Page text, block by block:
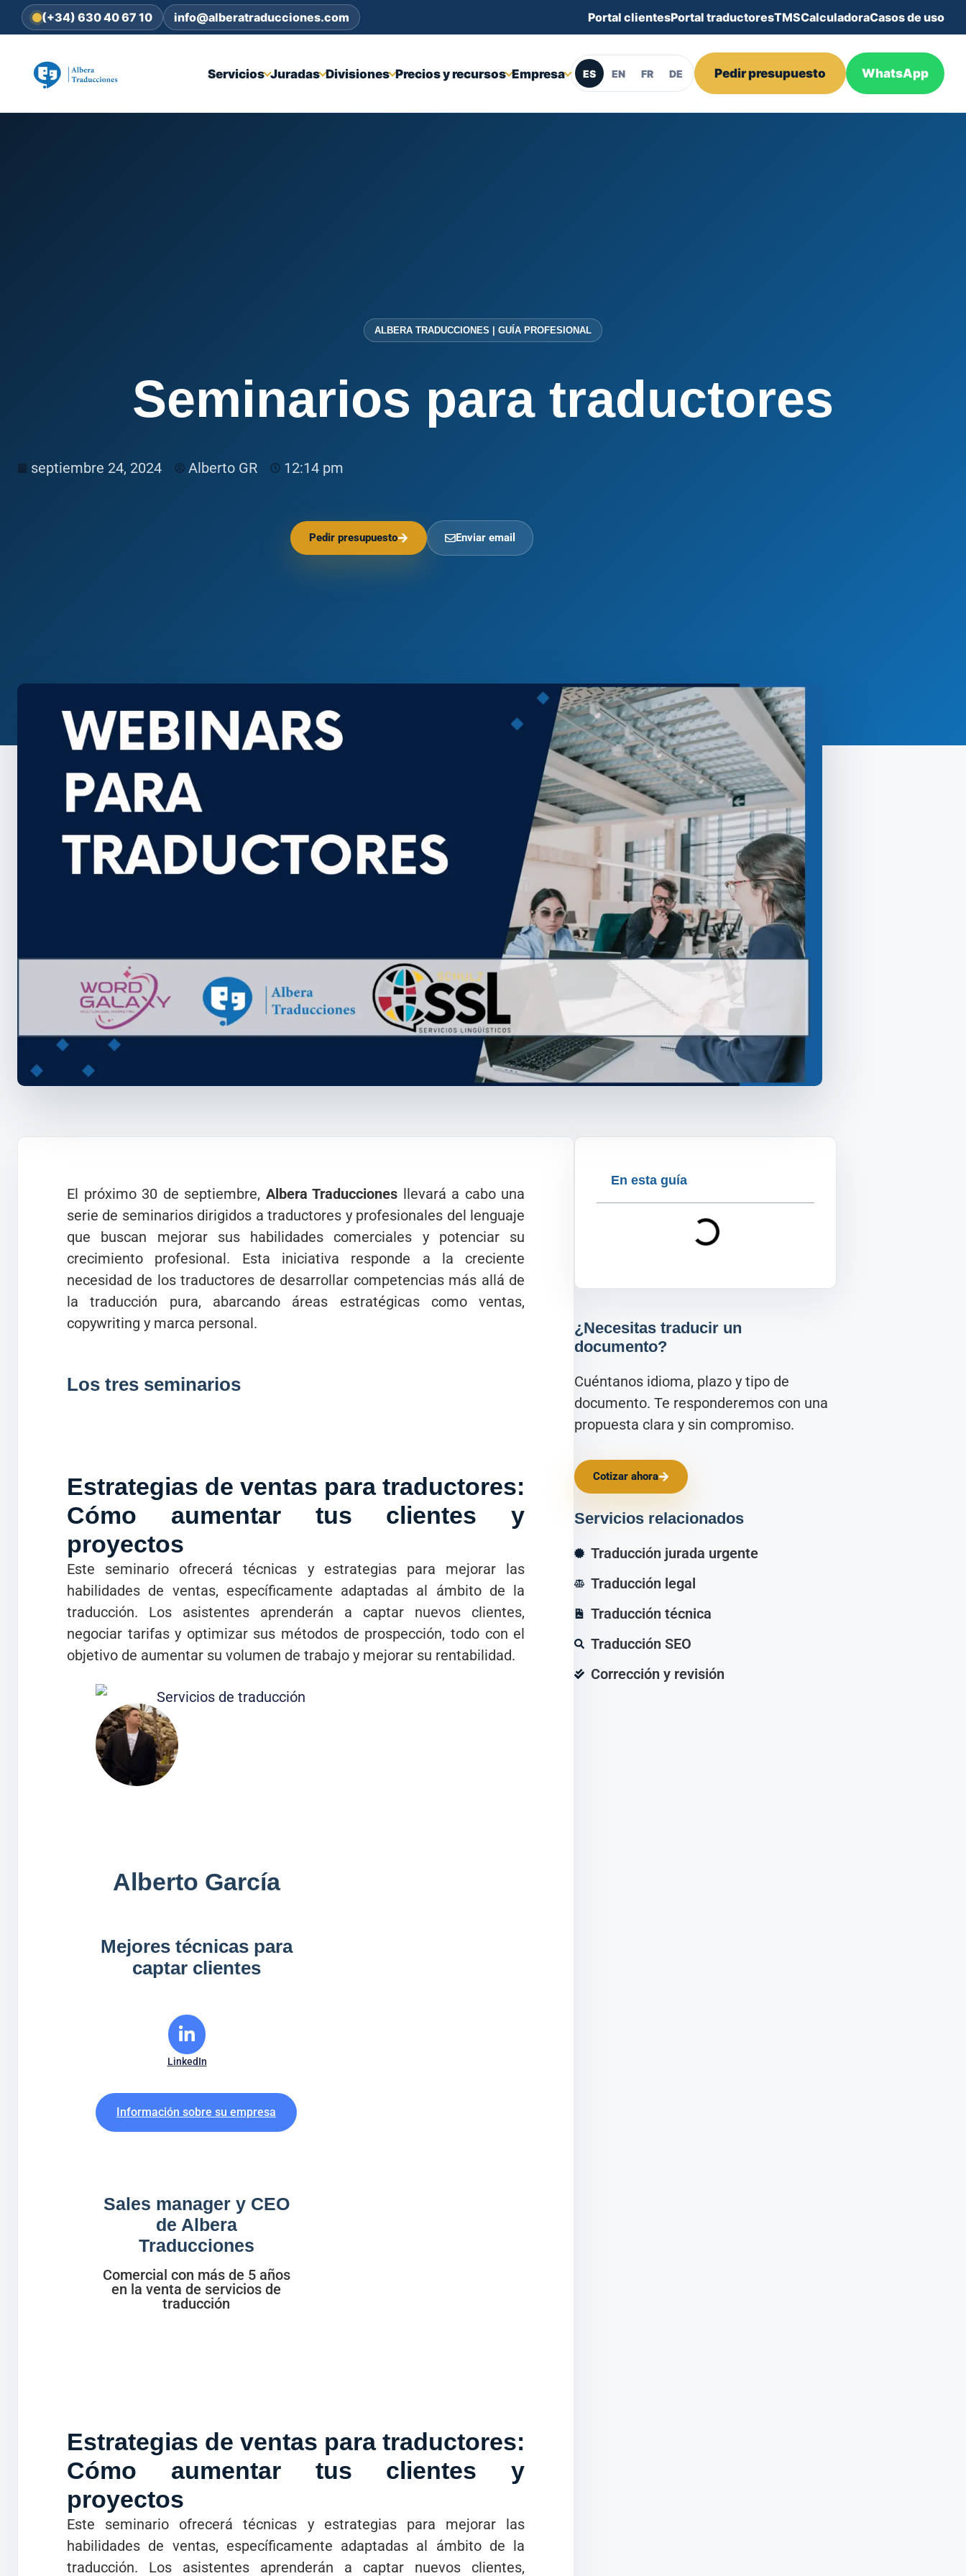
(+34) 630 40 67 10 info@alberatraducciones.com Portal clientesPortal traductoresTMSCalculadoraCasos de uso
Servicios Juradas Divisiones Precios y recursos Empresa ES EN FR DE Pedir presupuesto WhatsApp
ALBERA TRADUCCIONES | GUÍA PROFESIONAL
Seminarios para traductores
septiembre 24, 2024 Alberto GR 12:14 pm
Pedir presupuesto Enviar email
El próximo 30 de septiembre, Albera Traducciones llevará a cabo una
serie de seminarios dirigidos a traductores y profesionales del lenguaje
que buscan mejorar sus habilidades comerciales y potenciar su
crecimiento profesional. Esta iniciativa responde a la creciente
necesidad de los traductores de desarrollar competencias más allá de
la traducción pura, abarcando áreas estratégicas como ventas,
copywriting y marca personal.
Los tres seminarios
Estrategias de ventas para traductores:
Cómo aumentar tus clientes y
proyectos
Este seminario ofrecerá técnicas y estrategias para mejorar las
habilidades de ventas, específicamente adaptadas al ámbito de la
traducción. Los asistentes aprenderán a captar nuevos clientes,
negociar tarifas y optimizar sus métodos de prospección, todo con el
objetivo de aumentar su volumen de trabajo y mejorar su rentabilidad.
Alberto García
Mejores técnicas para
captar clientes
LinkedIn
Información sobre su empresa
Sales manager y CEO
de Albera
Traducciones
Comercial con más de 5 años
en la venta de servicios de
traducción
Estrategias de ventas para traductores:
Cómo aumentar tus clientes y
proyectos
Este seminario ofrecerá técnicas y estrategias para mejorar las
habilidades de ventas, específicamente adaptadas al ámbito de la
traducción. Los asistentes aprenderán a captar nuevos clientes,
En esta guía
¿Necesitas traducir un
documento?
Cuéntanos idioma, plazo y tipo de
documento. Te responderemos con una
propuesta clara y sin compromiso.
Cotizar ahora
Servicios relacionados
Traducción jurada urgente
Traducción legal
Traducción técnica
Traducción SEO
Corrección y revisión